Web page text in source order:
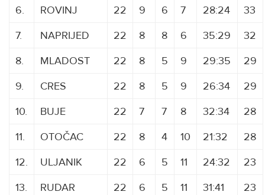
6.
ROVINJ 22 9 6 7 28:24
33
7.
NAPRIJED 22 8 8 6 35:29
32
8.
MLADOST 22 8 5 9 29:35
29
9.
CRES 22 8 5 9 26:34
29
10.
BUJE 22 7 7 8 32:34
28
11.
OTOČAC 22 8 4 10 21:32
28
12.
ULJANIK 22 6 5 11 24:32
23
13.
RUDAR 22 6 5 11 31:41
23